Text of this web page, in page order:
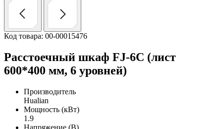
Код товара: 00-00015476
Расстоечный шкаф FJ-6C (лист
600*400 мм, 6 уровней)
Производитель
Hualian
Мощность (кВт)
1.9
Напряжение (В)